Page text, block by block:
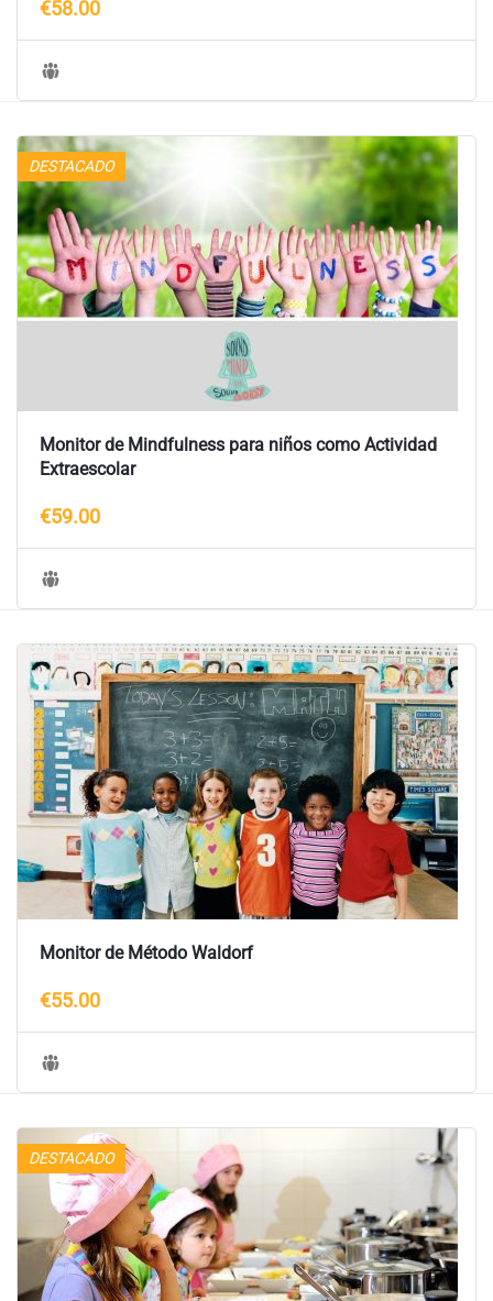
€58.00
DESTACADO
Monitor de Mindfulness para niños como Actividad
Extraescolar
€59.00
Monitor de Método Waldorf
€55.00
DESTACADO